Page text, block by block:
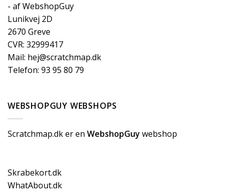
- af WebshopGuy
Lunikvej 2D
2670 Greve
CVR: 32999417
Mail: hej@scratchmap.dk
Telefon: 93 95 80 79
WEBSHOPGUY WEBSHOPS
Scratchmap.dk er en WebshopGuy webshop
Skrabekort.dk
WhatAbout.dk